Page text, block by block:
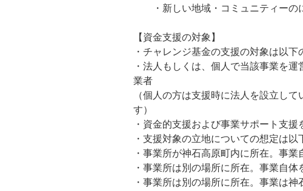
・新しい地域・コミュニティーの
【資金支援の対象】
・チャレンジ基金の支援の対象は以下
・法人もしくは、個人で当該事業を
業者
（個人の方は支援時に法人を設立し
す）
・資金的支援および事業サポート支
・支援対象の立地についての想定は以
・事業所が神石高原町内に所在。事
・事業所は別の場所に所在。事業自体
・事業所は別の場所に所在。事業は